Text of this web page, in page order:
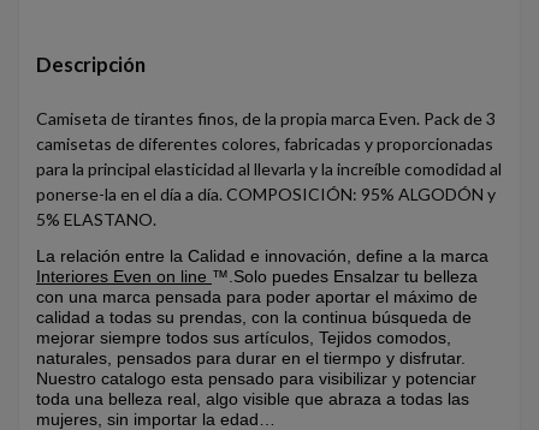
Descripción
Camiseta de tirantes finos, de la propia marca Even. Pack de 3
camisetas de diferentes colores, fabricadas y proporcionadas
para la principal elasticidad al llevarla y la increíble comodidad al
ponerse-la en el día a día. COMPOSICIÓN: 95% ALGODÓN y
5% ELASTANO.
La relación entre la Calidad e innovación, define a la marca
Interiores Even on line ™.Solo puedes Ensalzar tu belleza
con una marca pensada para poder aportar el máximo de
calidad a todas su prendas, con la continua búsqueda de
mejorar siempre todos sus artículos, Tejidos comodos,
naturales, pensados para durar en el tiermpo y disfrutar.
Nuestro catalogo esta pensado para visibilizar y potenciar
toda una belleza real, algo visible que abraza a todas las
mujeres, sin importar la edad…